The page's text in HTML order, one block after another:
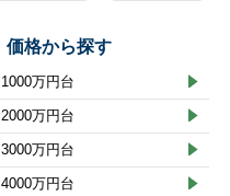
価格から探す
1000万円台
2000万円台
3000万円台
4000万円台